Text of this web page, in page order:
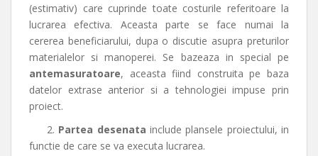
(estimativ) care cuprinde toate costurile referitoare la
lucrarea efectiva. Aceasta parte se face numai la
cererea beneficiarului, dupa o discutie asupra preturilor
materialelor si manoperei. Se bazeaza in special pe
antemasuratoare, aceasta fiind construita pe baza
datelor extrase anterior si a tehnologiei impuse prin
proiect.
2. Partea desenata include plansele proiectului, in
functie de care se va executa lucrarea.